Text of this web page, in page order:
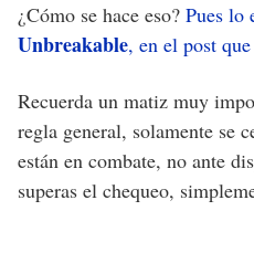
¿Cómo se hace eso? Pues lo
Unbreakable, en el post
Recuerda un matiz muy
regla general, solamente se
están en combate, no ante
superas el chequeo,